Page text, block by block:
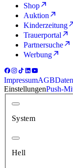
Shop
Auktion
Kinderzeitung
Trauerportal
Partnersuche
Werbung
ImpressumAGB
EinstellungenPush-
System
Hell